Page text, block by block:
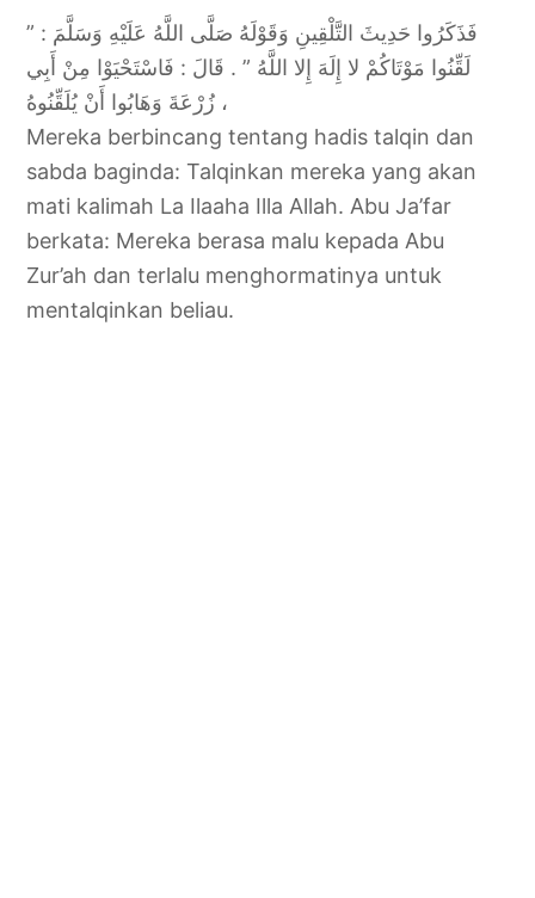
فَذَكَرُوا حَدِيثَ التَّلْقِينِ وَقَوْلَهُ صَلَّى اللَّهُ عَلَيْهِ وَسَلَّمَ : ”
لَقِّنُوا مَوْتَاكُمْ لا إِلَهَ إِلا اللَّهُ ” . قَالَ : فَاسْتَحْيَوْا مِنْ أَبِي
زُرْعَةَ وَهَابُوا أَنْ يُلَقِّنُوهُ ،
Mereka berbincang tentang hadis talqin dan
sabda baginda: Talqinkan mereka yang akan
mati kalimah La Ilaaha Illa Allah. Abu Ja’far
berkata: Mereka berasa malu kepada Abu
Zur’ah dan terlalu menghormatinya untuk
mentalqinkan beliau.